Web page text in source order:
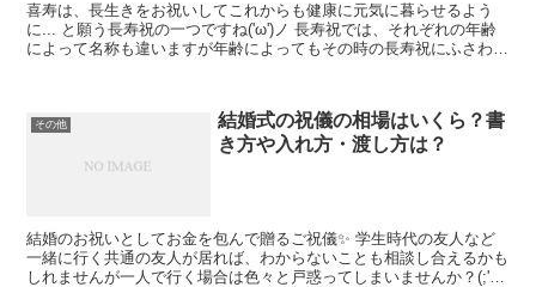
喜寿は、長生きをお祝いしてこれからも健康に元気に暮らせるよう
に... と願う長寿祝の一つですね('ω')ノ 長寿祝では、それぞれの年齢
によって名称も違いますが年齢によってもその時の長寿祝にふさわし
その他
結婚式の祝儀の相場はいくら？書
き方や入れ方・渡し方は？
結婚のお祝いとしてお金を包んで贈るご祝儀✨ 学生時代の友人など
一緒に行く共通の友人が居れば、わからないことも相談し合えるかも
しれませんが一人で行く場合は色々と戸惑ってしまいませんか？(;'∀')